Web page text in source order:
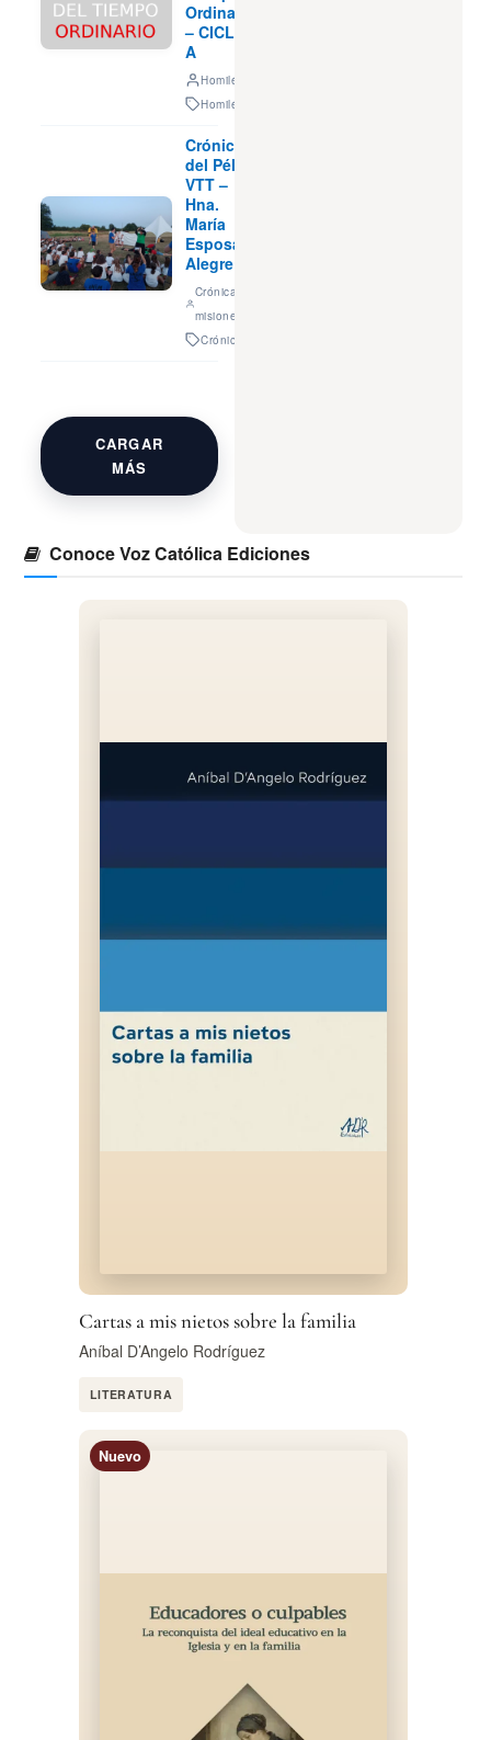
Ordinario
– CICLO
A
Homilética
Homilética
Crónica
del Pélé
VTT –
Hna.
María
Esposa
Alegre
Crónicas
misioneras
Crónicas
CARGAR
MÁS
Conoce Voz Católica Ediciones
Cartas a mis nietos sobre la familia
Aníbal D’Angelo Rodríguez
LITERATURA
Nuevo